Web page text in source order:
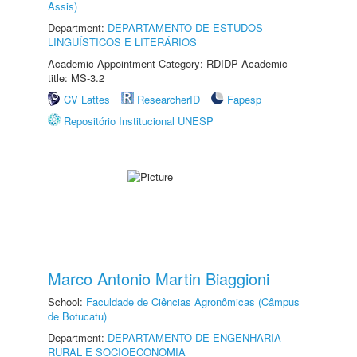
Assis)
Department: DEPARTAMENTO DE ESTUDOS
LINGUÍSTICOS E LITERÁRIOS
Academic Appointment Category: RDIDP Academic
title: MS-3.2
CV Lattes
ResearcherID
Fapesp
Repositório Institucional UNESP
Marco Antonio Martin Biaggioni
School: Faculdade de Ciências Agronômicas (Câmpus
de Botucatu)
Department: DEPARTAMENTO DE ENGENHARIA
RURAL E SOCIOECONOMIA